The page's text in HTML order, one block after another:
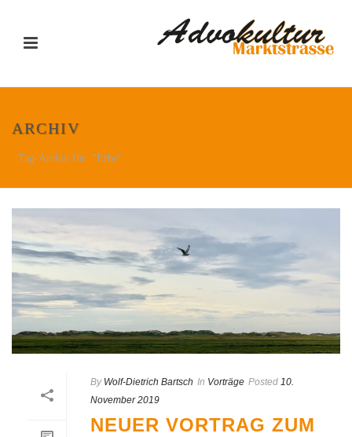
ARCHIV
Tag-Archiv für: "Erbe"
By Wolf-Dietrich Bartsch In Vorträge Posted 10.
November 2019
NEUER VORTRAG ZUM